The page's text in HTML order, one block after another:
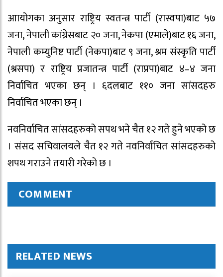
आायोगका अनुसार राष्ट्रिय स्वतन्त्र पार्टी (रास्वपा)बाट ५७
जना, नेपाली कांग्रेसबाट २० जना, नेकपा (एमाले)बाट १६ जना,
नेपाली कम्युनिष्ट पार्टी (नेकपा)बाट ९ जना, श्रम संस्कृति पार्टी
(श्रसपा) र राष्ट्रिय प्रजातन्त्र पार्टी (राप्रपा)बाट ४–४ जना
निर्वाचित भएका छन् । ६दलबाट ११० जना सांसदहरु
निर्वाचित भएका छन् ।
नवनिर्वाचित सांसदहरुको सपथ भने चैत १२ गते हुने भएको छ
। संसद सचिवालयले चैत १२ गते नवनिर्वाचित सांसदहरुको
शपथ गराउने तयारी गरेको छ ।
COMMENT
RELATED NEWS